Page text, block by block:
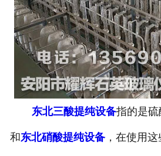
东北三酸提纯设备指的是
和东北硝酸提纯设备，在使用